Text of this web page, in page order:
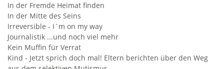
In der Fremde Heimat finden
In der Mitte des Seins
Irreversible - I´m on my way
Journalistik ...und noch viel mehr
Kein Muffin für Verrat
Kind - Jetzt sprich doch mal! Eltern berichten über den Weg